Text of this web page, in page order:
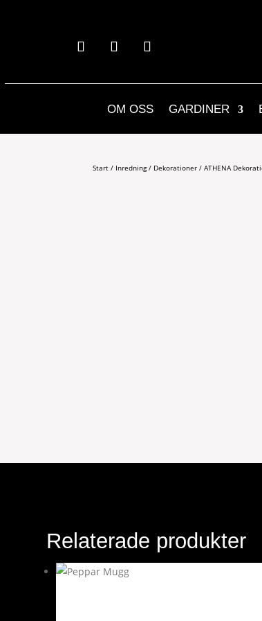
OM OSS GARDINER
Start / Inredning/ Dekorationer / ATHENA
Relaterade produkter